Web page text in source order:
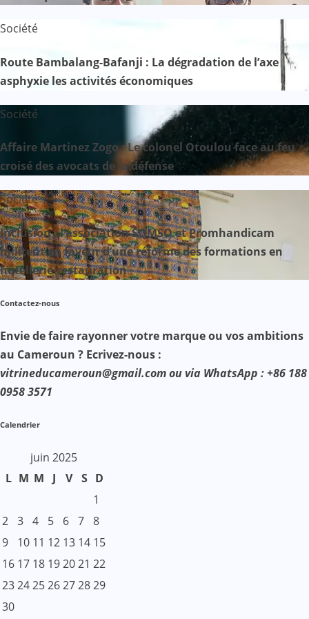
Société
Route Bambalang-Bafanji : La dégradation de l’axe
asphyxie les activités économiques
Société
Affaire Martinez Zogo : Le colonel Otoulou face au feu
croisé des avocats de la défense
Société
Inclusion : l’association SOMSO et Promhandicam
militent en faveur d’une réforme des formations en
hôtellerie-restauration
Contactez-nous
Envie de faire rayonner votre marque ou vos ambitions
au Cameroun ? Ecrivez-nous :
vitrineducameroun@gmail.com ou via WhatsApp : +86 188
0958 3571
Calendrier
juin 2025
L M M J V S D
1
2 3 4 5 6 7 8
9
10 11 12 13 14 15
16 17 18 192021 22
23242526272829
30